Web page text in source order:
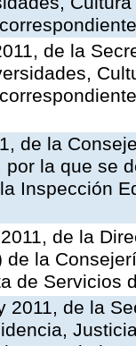
de la
de la
por la que se
Inspección
de la
de la
de Servicios
2011, de la